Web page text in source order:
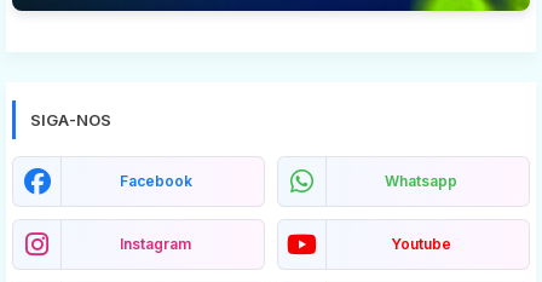
SIGA-NOS
Facebook Whatsapp
Instagram Youtube